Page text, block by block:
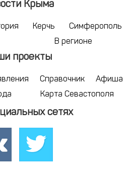
Крыма
Керчь
Симферополь
В регионе
проекты
Справочник
Афиша
Карта Севастополя
сетях